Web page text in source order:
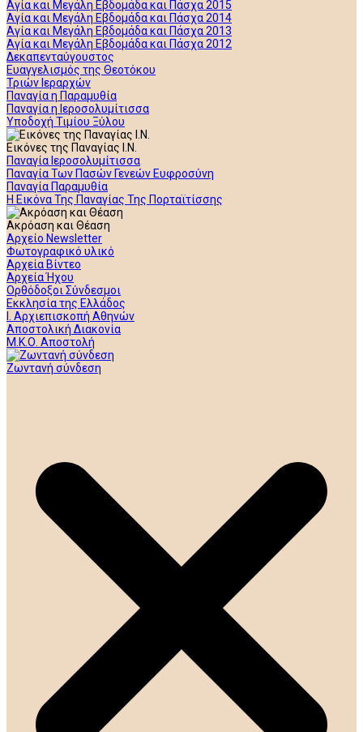
Αγία και Μεγάλη Εβδομάδα και Πάσχα 2015
Αγία και Μεγάλη Εβδομάδα και Πάσχα 2014
Αγία και Μεγάλη Εβδομάδα και Πάσχα 2013
Αγία και Μεγάλη Εβδομάδα και Πάσχα 2012
Δεκαπενταύγουστος
Ευαγγελισμός της Θεοτόκου
Τριών Ιεραρχών
Παναγία η Παραμυθία
Παναγία η Ιεροσολυμίτισσα
Υποδοχή Τιμίου Ξύλου
Εικόνες της Παναγίας Ι.Ν.
Παναγία Ιεροσολυμίτισσα
Παναγία Των Πασών Γενεών Ευφροσύνη
Παναγία Παραμυθία
Η Εικόνα Της Παναγίας Της Πορταϊτίσσης
Ακρόαση και Θέαση
Αρχείο Newsletter
Φωτογραφικό υλικό
Αρχεία Βίντεο
Αρχεία Ήχου
Ορθόδοξοι Σύνδεσμοι
Εκκλησία της Ελλάδος
Ι. Αρχιεπισκοπή Αθηνών
Αποστολική Διακονία
Μ.Κ.Ο. Αποστολή
Ζωντανή σύνδεση